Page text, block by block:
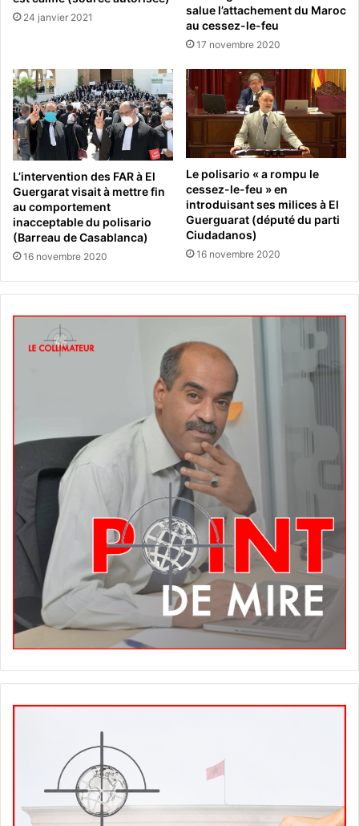
24 janvier 2021
salue l’attachement du Maroc
au cessez-le-feu
17 novembre 2020
L’intervention des FAR à El
Guergarat visait à mettre fin
au comportement
inacceptable du polisario
(Barreau de Casablanca)
16 novembre 2020
Le polisario « a rompu le
cessez-le-feu » en
introduisant ses milices à El
Guerguarat (député du parti
Ciudadanos)
16 novembre 2020